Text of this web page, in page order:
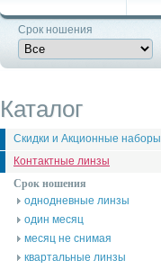
Срок ношения
Каталог
Скидки и Акционные наборы
Контактные линзы
Срок ношения
однодневные линзы
один месяц
месяц не снимая
квартальные линзы